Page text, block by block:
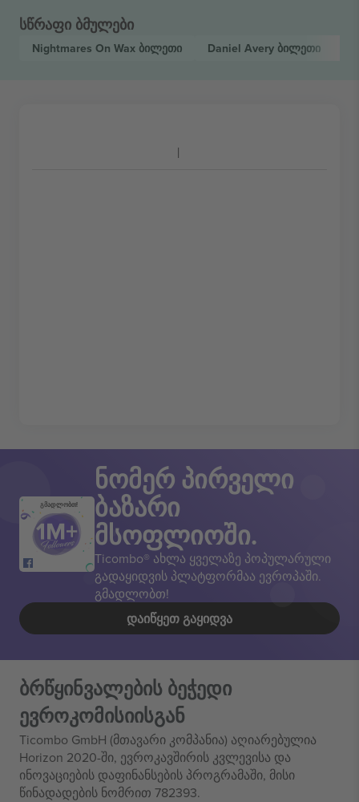
სწრაფი ბმულები
Nightmares On Wax ბილეთი Daniel Avery ბილეთი
გმადლობთ!
ნომერ პირველი
ბაზარი
მსოფლიოში.
Ticombo® ახლა ყველაზე პოპულარული
გადაყიდვის პლატფორმაა ევროპაში.
გმადლობთ!
ᲓᲐᲘᲬᲧᲔᲗ ᲒᲐᲧᲘᲓᲕᲐ
ბრწყინვალების ბეჭედი
ევროკომისიისგან
Ticombo GmbH (მთავარი კომპანია) აღიარებულია
Horizon 2020-ში, ევროკავშირის კვლევისა და
ინოვაციების დაფინანსების პროგრამაში, მისი
წინადადების ნომრით 782393.